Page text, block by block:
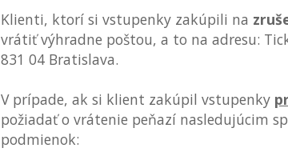
Klienti, ktorí si vstupenky zakúpili na
vrátiť výhradne poštou, a to na adresu:
831 04 Bratislava.
V prípade, ak si klient zakúpil vstupenky
požiadať o vrátenie peňazí nasledujúcim
podmienok: